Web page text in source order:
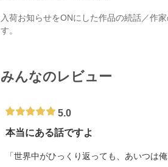
入荷お知らせをONにした作品の続話／作
す。
みんなのレビュー
5.0
本当にある話ですよ
「世界中がひっくり返っても、あいつは俺